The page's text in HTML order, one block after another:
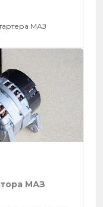
МАЗ
МАЗ